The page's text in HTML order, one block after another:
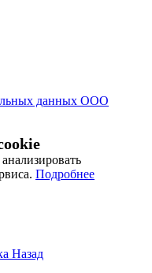
данных ООО
Подробнее
Назад